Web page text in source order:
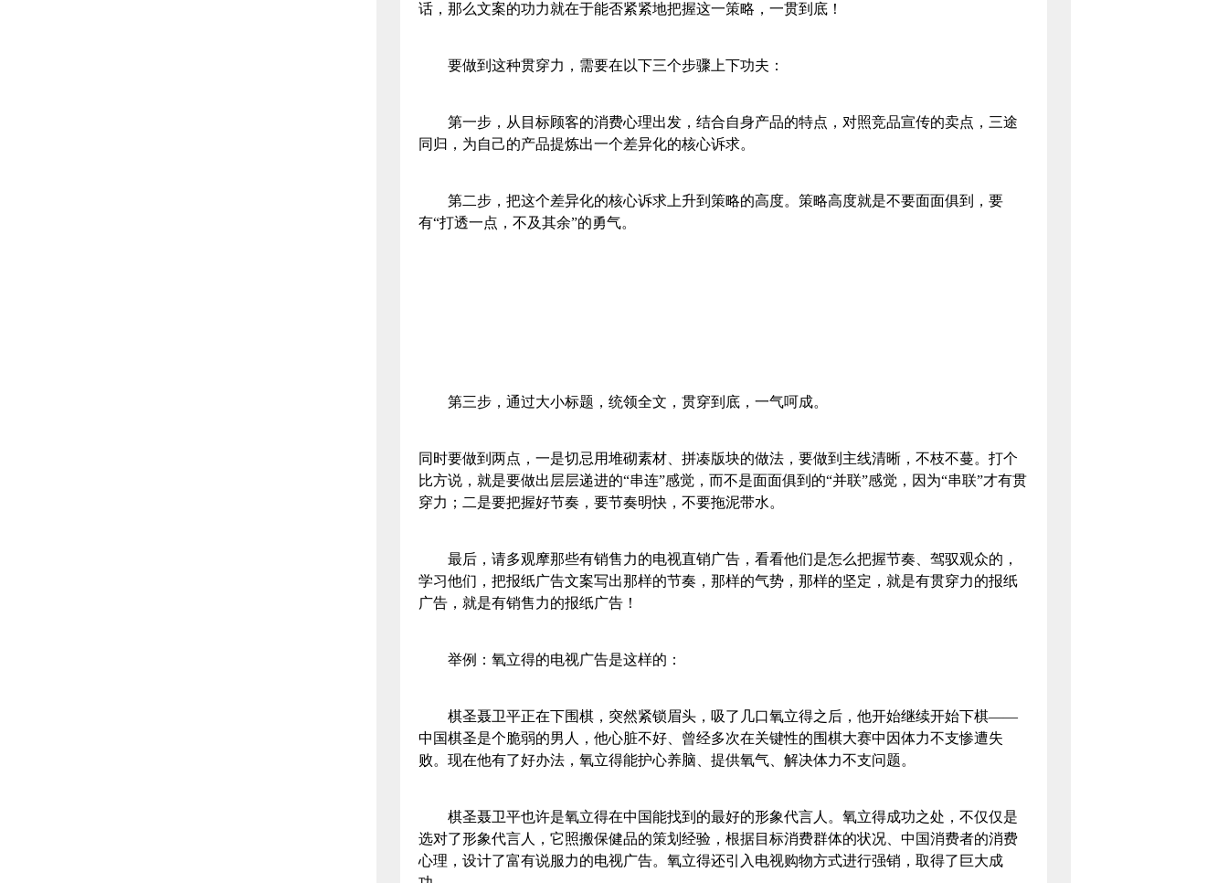
话，那么文案的功力就在于能否紧紧地把握这一策略，一贯到底！
要做到这种贯穿力，需要在以下三个步骤上下功夫：
第一步，从目标顾客的消费心理出发，结合自身产品的特点，对照竞品宣传的卖点，三途
同归，为自己的产品提炼出一个差异化的核心诉求。
第二步，把这个差异化的核心诉求上升到策略的高度。策略高度就是不要面面俱到，要
有“打透一点，不及其余”的勇气。
第三步，通过大小标题，统领全文，贯穿到底，一气呵成。
同时要做到两点，一是切忌用堆砌素材、拼凑版块的做法，要做到主线清晰，不枝不蔓。打个
比方说，就是要做出层层递进的“串连”感觉，而不是面面俱到的“并联”感觉，因为“串联”才有贯
穿力；二是要把握好节奏，要节奏明快，不要拖泥带水。
最后，请多观摩那些有销售力的电视直销广告，看看他们是怎么把握节奏、驾驭观众的，
学习他们，把报纸广告文案写出那样的节奏，那样的气势，那样的坚定，就是有贯穿力的报纸
广告，就是有销售力的报纸广告！
举例：氧立得的电视广告是这样的：
棋圣聂卫平正在下围棋，突然紧锁眉头，吸了几口氧立得之后，他开始继续开始下棋——
中国棋圣是个脆弱的男人，他心脏不好、曾经多次在关键性的围棋大赛中因体力不支惨遭失
败。现在他有了好办法，氧立得能护心养脑、提供氧气、解决体力不支问题。
棋圣聂卫平也许是氧立得在中国能找到的最好的形象代言人。氧立得成功之处，不仅仅是
选对了形象代言人，它照搬保健品的策划经验，根据目标消费群体的状况、中国消费者的消费
心理，设计了富有说服力的电视广告。氧立得还引入电视购物方式进行强销，取得了巨大成